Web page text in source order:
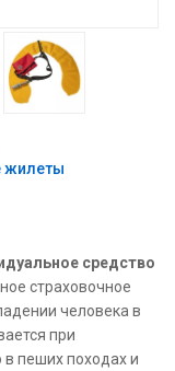
жилеты
средство
страховочное
человека в
при
пеших походах и